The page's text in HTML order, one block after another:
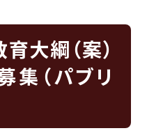
大綱（案）
集（パブリ